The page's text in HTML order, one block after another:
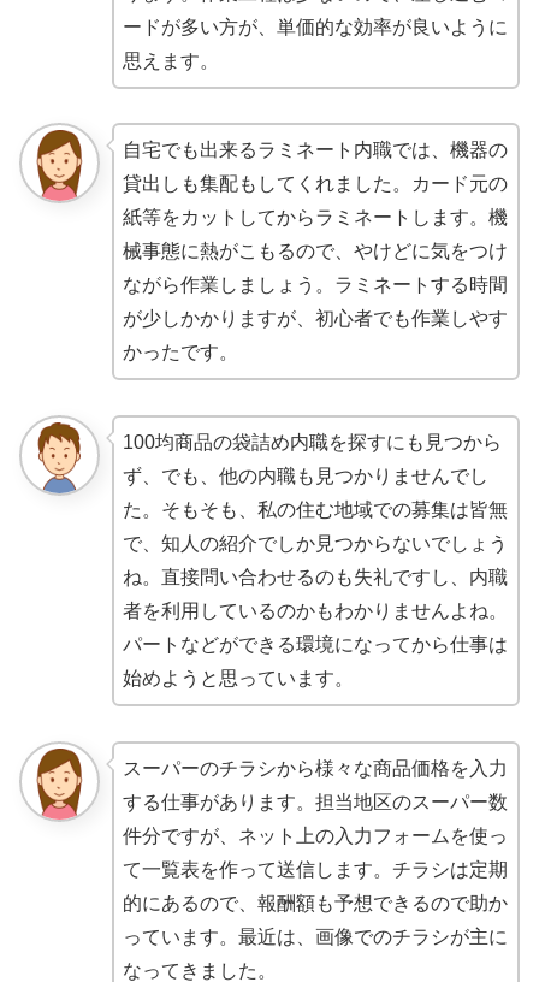
ードが多い方が、単価的な効率が良いように
思えます。
自宅でも出来るラミネート内職では、機器の
貸出しも集配もしてくれました。カード元の
紙等をカットしてからラミネートします。機
械事態に熱がこもるので、やけどに気をつけ
ながら作業しましょう。ラミネートする時間
が少しかかりますが、初心者でも作業しやす
かったです。
100均商品の袋詰め内職を探すにも見つから
ず、でも、他の内職も見つかりませんでし
た。そもそも、私の住む地域での募集は皆無
で、知人の紹介でしか見つからないでしょう
ね。直接問い合わせるのも失礼ですし、内職
者を利用しているのかもわかりませんよね。
パートなどができる環境になってから仕事は
始めようと思っています。
スーパーのチラシから様々な商品価格を入力
する仕事があります。担当地区のスーパー数
件分ですが、ネット上の入力フォームを使っ
て一覧表を作って送信します。チラシは定期
的にあるので、報酬額も予想できるので助か
っています。最近は、画像でのチラシが主に
なってきました。